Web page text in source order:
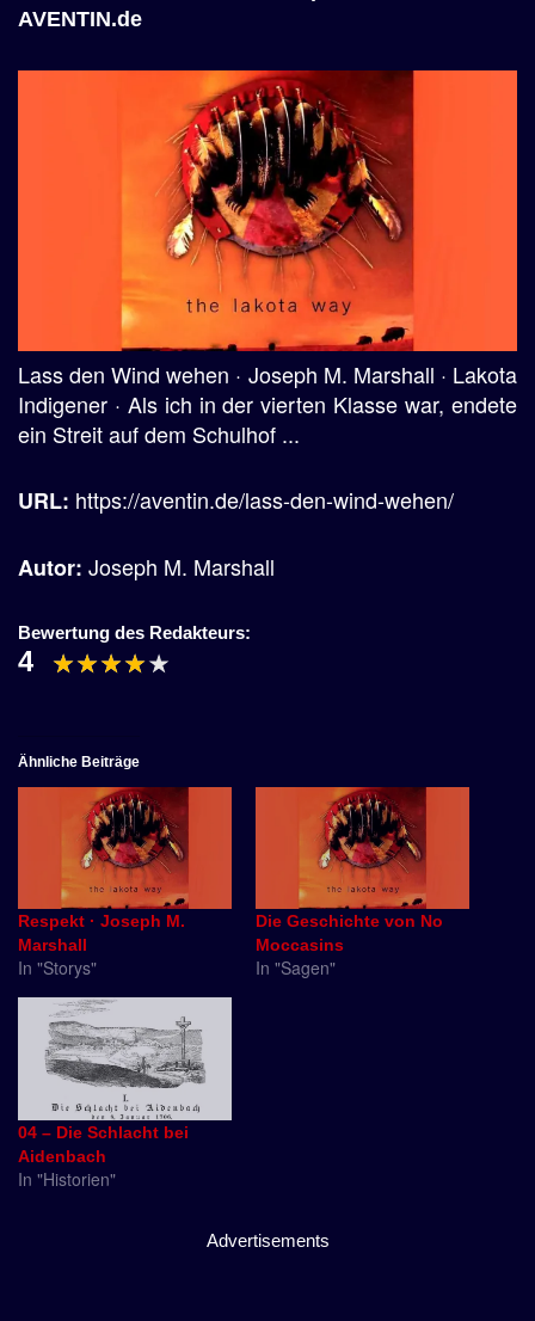
AVENTIN.de
Lass den Wind wehen · Joseph M. Marshall · Lakota
Indigener · Als ich in der vierten Klasse war, endete
ein Streit auf dem Schulhof ...
URL: https://aventin.de/lass-den-wind-wehen/
Autor: Joseph M. Marshall
Bewertung des Redakteurs:
4
Ähnliche Beiträge
Respekt · Joseph M.
Marshall
In "Storys"
Die Geschichte von No
Moccasins
In "Sagen"
04 – Die Schlacht bei
Aidenbach
In "Historien"
Advertisements